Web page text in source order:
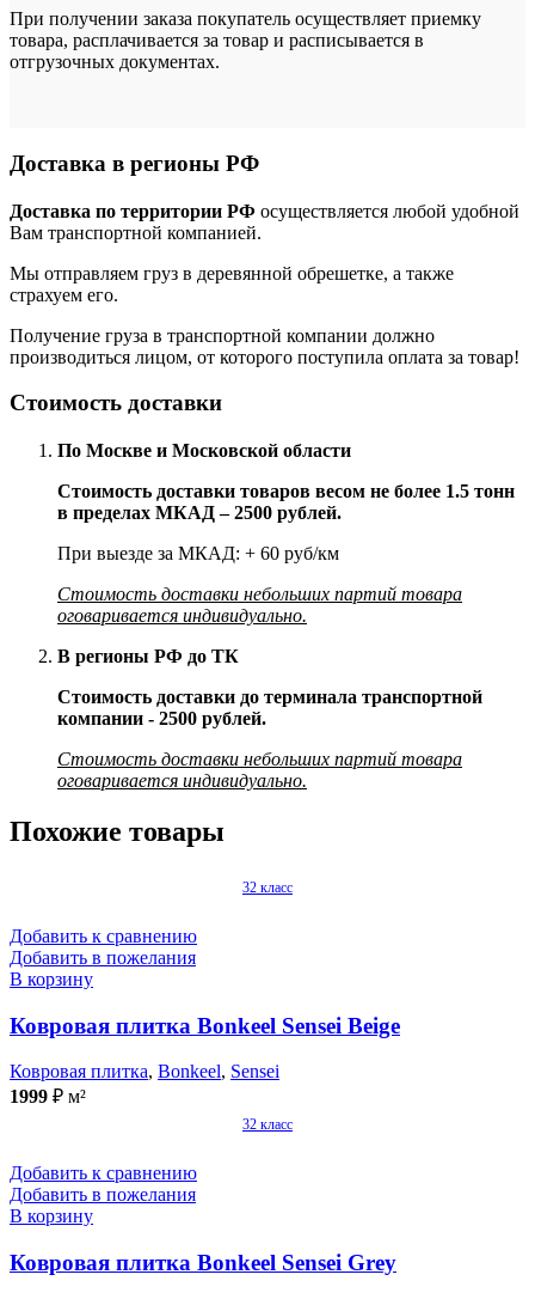
При получении заказа покупатель осуществляет приемку
товара, расплачивается за товар и расписывается в
отгрузочных документах.
Доставка в регионы РФ
Доставка по территории РФ осуществляется любой удобной
Вам транспортной компанией.
Мы отправляем груз в деревянной обрешетке, а также
страхуем его.
Получение груза в транспортной компании должно
производиться лицом, от которого поступила оплата за товар!
Стоимость доставки
По Москве и Московской области
Стоимость доставки товаров весом не более 1.5 тонн
в пределах МКАД – 2500 рублей.
При выезде за МКАД: + 60 руб/км
Стоимость доставки небольших партий товара
оговаривается индивидуально.
В регионы РФ до ТК
Стоимость доставки до терминала транспортной
компании - 2500 рублей.
Стоимость доставки небольших партий товара
оговаривается индивидуально.
Похожие товары
32 класс
Добавить к сравнению
Добавить в пожелания
В корзину
Ковровая плитка Bonkeel Sensei Beige
Ковровая плитка, Bonkeel, Sensei
1999 ₽ м²
32 класс
Добавить к сравнению
Добавить в пожелания
В корзину
Ковровая плитка Bonkeel Sensei Grey